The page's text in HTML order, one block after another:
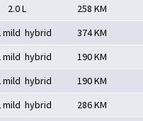
2.0 L 258 KM
mild hybrid 374 KM
mild hybrid 190 KM
mild hybrid 190 KM
mild hybrid 286 KM